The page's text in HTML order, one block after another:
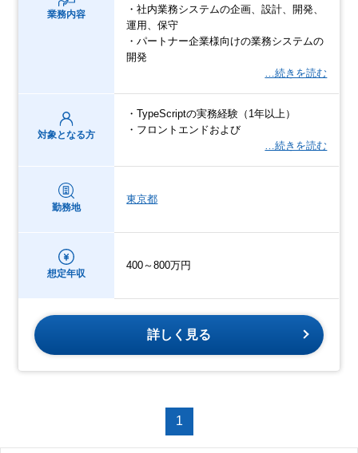
業務内容
・社内業務システムの企画、設計、開発、
運用、保守
・パートナー企業様向けの業務システムの
開発
…続きを読む
対象となる方
・TypeScriptの実務経験（1年以上）
・フロントエンドおよび
…続きを読む
勤務地
東京都
想定年収
400～800万円
詳しく見る
1